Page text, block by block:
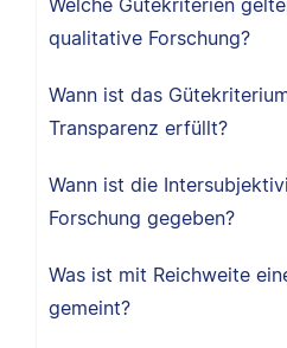
Welche Gütekriterien
qualitative Forschung?
Wann ist das
Transparenz erfüllt?
Wann ist die
Forschung gegeben?
Was ist mit Reichweite
gemeint?